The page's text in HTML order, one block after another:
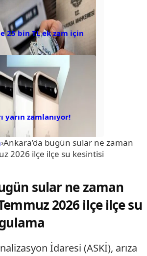
25 bin TL ek zam için
yarın zamlanıyor!
›Ankara’da bugün sular ne zaman
2026 ilçe ilçe su kesintisi
sular ne zaman
2026 ilçe ilçe su
İdaresi (ASKİ), arıza